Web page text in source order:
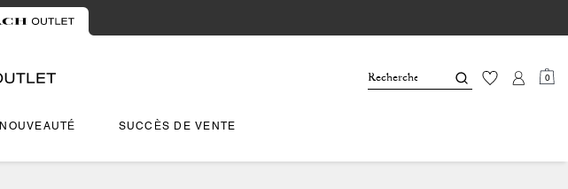
0
NOUVEAUTÉ SUCCÈS DE VENTE